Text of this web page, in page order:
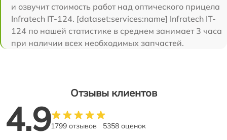
и озвучит стоимость работ над оптического прицела
Infratech IT-124. [dataset:services:name] Infratech IT-
124 по нашей статистике в среднем занимает 3 часа
при наличии всех необходимых запчастей.
Отзывы клиентов
4.91799 отзывов 5358 оценок